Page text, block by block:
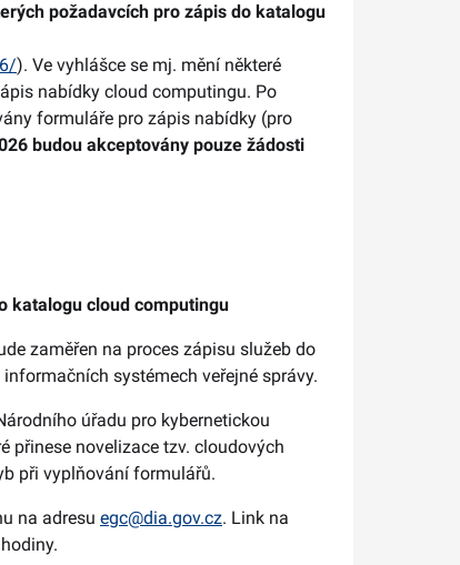
požadavcích pro zápis do katalogu
). Ve vyhlášce se mj. mění některé
nabídky cloud computingu. Po
formuláře pro zápis nabídky (pro
budou akceptovány pouze žádosti
katalogu cloud computingu
zaměřen na proces zápisu služeb do
systémech veřejné správy.
úřadu pro kybernetickou
přinese novelizace tzv. cloudových
při vyplňování formulářů.
na adresu egc@dia.gov.cz. Link na